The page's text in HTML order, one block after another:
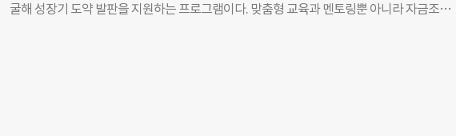
굴해 성장기 도약 발판을 지원하는 프로그램이다. 맞춤형 교육과 멘토링뿐 아니라 자금조달